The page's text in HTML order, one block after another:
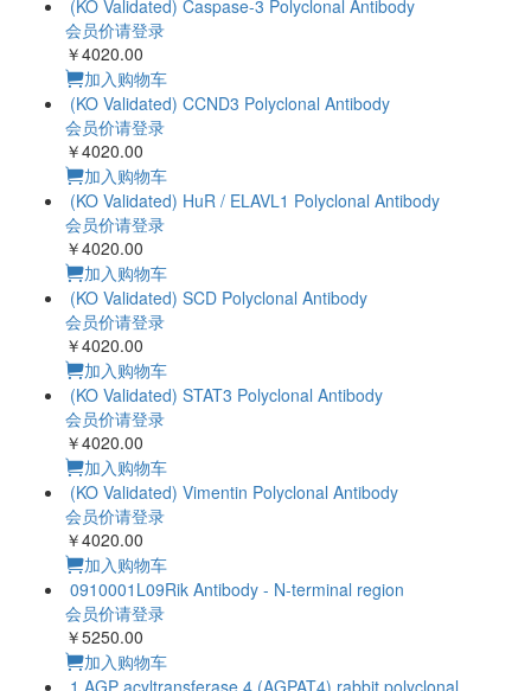
(KO Validated) Caspase-3 Polyclonal Antibody
会员价请登录
￥4020.00
加入购物车
(KO Validated) CCND3 Polyclonal Antibody
会员价请登录
￥4020.00
加入购物车
(KO Validated) HuR / ELAVL1 Polyclonal Antibody
会员价请登录
￥4020.00
加入购物车
(KO Validated) SCD Polyclonal Antibody
会员价请登录
￥4020.00
加入购物车
(KO Validated) STAT3 Polyclonal Antibody
会员价请登录
￥4020.00
加入购物车
(KO Validated) Vimentin Polyclonal Antibody
会员价请登录
￥4020.00
加入购物车
0910001L09Rik Antibody - N-terminal region
会员价请登录
￥5250.00
加入购物车